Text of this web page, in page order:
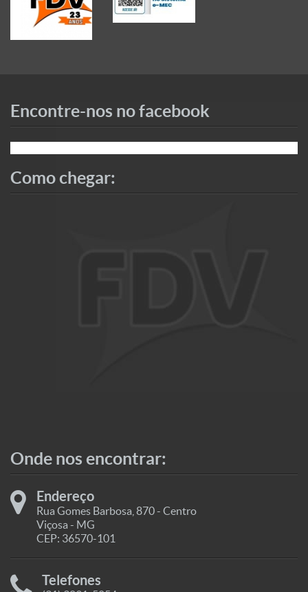
Encontre-nos no facebook
Como chegar:
Onde nos encontrar:
Endereço
Rua Gomes Barbosa, 870 - Centro
Viçosa - MG
CEP: 36570-101
Telefones